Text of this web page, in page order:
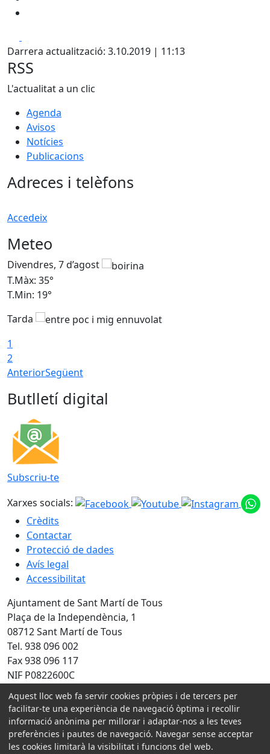
Darrera actualització: 3.10.2019 | 11:13
RSS
L'actualitat a un clic
Agenda
Avisos
Notícies
Publicacions
Adreces i telèfons
Accedeix
Meteo
Divendres, 7 d’agost
T.Màx: 35°
T.Min: 19°
Tarda
1
2
AnteriorSegüent
Butlletí digital
Subscriu-te
Xarxes socials:
Crèdits
Contactar
Protecció de dades
Avís legal
Accessibilitat
Ajuntament de Sant Martí de Tous
Plaça de la Independència, 1
08712 Sant Martí de Tous
Tel. 938 096 002
Fax 938 096 117
NIF P0822600C
Amb la col·laboració de:
Aquest lloc web fa servir cookies pròpies i de tercers per
facilitar-te una experiència de navegació òptima i recollir
informació anònima per millorar i adaptar-nos a les teves
preferències i pautes de navegació. Navegar sense acceptar
les cookies limitarà la visibilitat i funcions del web.